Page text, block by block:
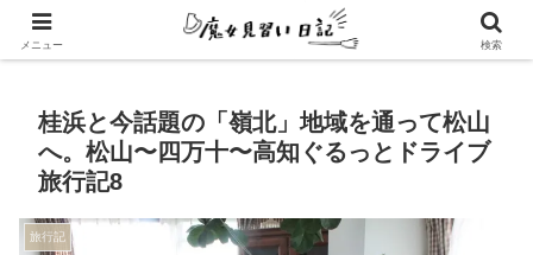
エンパスさんのための心地よい暮らし方
桂浜と今話題の「嶺北」地域を通って松山
へ。松山〜四万十〜高知ぐるっとドライブ
旅行記8
旅行記
メニュー 検索